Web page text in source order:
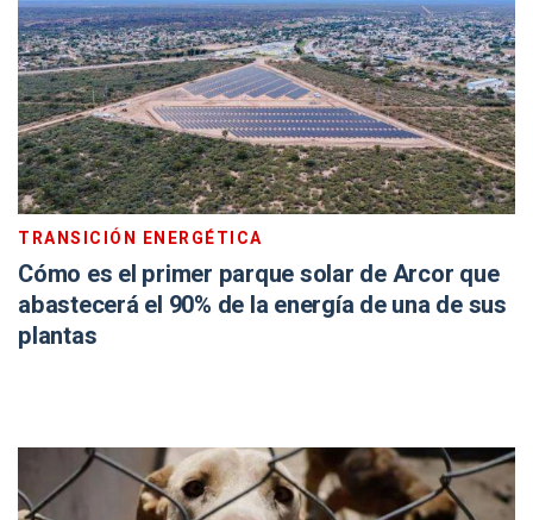
TRANSICIÓN ENERGÉTICA
Cómo es el primer parque solar de Arcor que
abastecerá el 90% de la energía de una de sus
plantas